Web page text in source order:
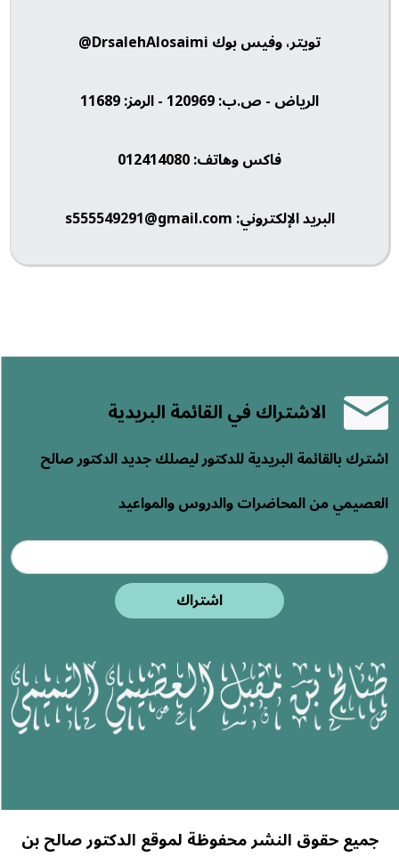
تويتر، وفيس بوك DrsalehAlosaimi@
الرياض - ص.ب: 120969 - الرمز: 11689
فاكس وهاتف: 012414080
البريد الإلكتروني: s555549291@gmail.com
الاشتراك في القائمة البريدية
اشترك بالقائمة البريدية للدكتور ليصلك جديد الدكتور صالح
العصيمي من المحاضرات والدروس والمواعيد
اشتراك
جميع حقوق النشر محفوظة لموقع الدكتور صالح بن